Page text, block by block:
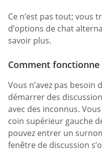
Ce n’est pas tout; vous
d’options de chat
savoir plus.
Comment fonctionne
Vous n’avez pas besoin
démarrer des
avec des inconnus.
coin supérieur gauche
pouvez entrer un
fenêtre de discussion